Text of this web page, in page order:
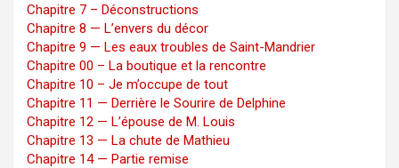
Chapitre 7 – Déconstructions
Chapitre 8 — L’envers du décor
Chapitre 9 — Les eaux troubles de Saint-Mandrier
Chapitre 00 – La boutique et la rencontre
Chapitre 10 – Je m’occupe de tout
Chapitre 11 — Derrière le Sourire de Delphine
Chapitre 12 — L’épouse de M. Louis
Chapitre 13 — La chute de Mathieu
Chapitre 14 — Partie remise